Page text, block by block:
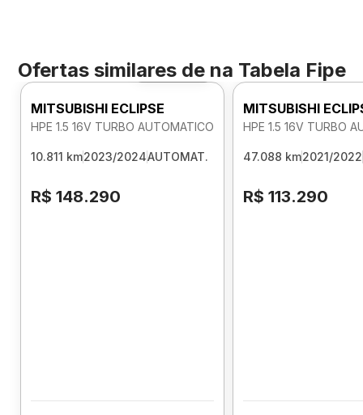
Ofertas similares de na Tabela Fipe
Foto 360º
MITSUBISHI ECLIPSE
HPE 1.5 16V TURBO AUTOMATICO
10.811 km2023/2024AUTOMAT.
R$ 148.290
MITSUBISHI
HPE 1.5 16V TURBO
47.088 km2021/2022
R$ 113.290